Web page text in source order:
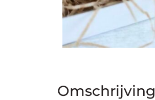
Omschrijving